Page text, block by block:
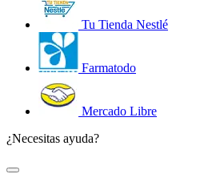
Tu Tienda Nestlé
Farmatodo
Mercado Libre
¿Necesitas ayuda?